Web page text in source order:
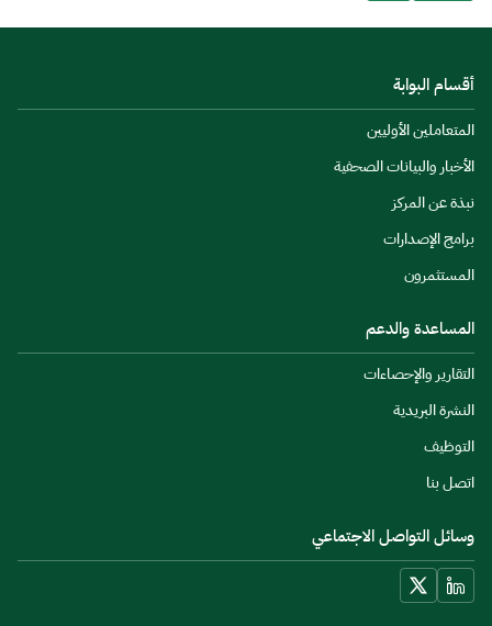
أقسام البوابة
المتعاملين الأوليين
الأخبار والبيانات الصحفية
نبذة عن المركز
برامج الإصدارات
المستثمرون
المساعدة والدعم
التقارير والإحصاءات
النشرة البريدية
التوظيف
اتصل بنا
وسائل التواصل الاجتماعي